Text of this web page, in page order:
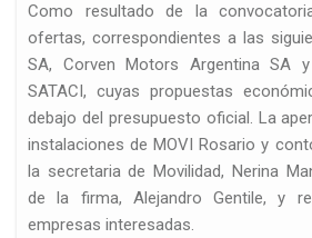
Como resultado de la
ofertas, correspondientes a las
SA, Corven Motors Argentina SA
SATACI, cuyas propuestas
debajo del presupuesto oficial. La
instalaciones de MOVI Rosario y
la secretaria de Movilidad, Nerina
de la firma, Alejandro Gentile, y
empresas interesadas.